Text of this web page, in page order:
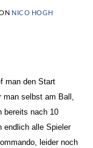
NICO HOGH
man den Start
man selbst am Ball,
bereits nach 10
endlich alle Spieler
leider noch